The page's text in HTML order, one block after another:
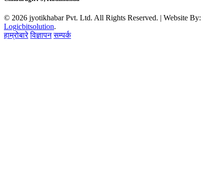
© 2026 jyotikhabar Pvt. Ltd. All Rights Reserved. | Website By:
Logicbitsolution.
हाम्रोबारे विज्ञापन सम्पर्क